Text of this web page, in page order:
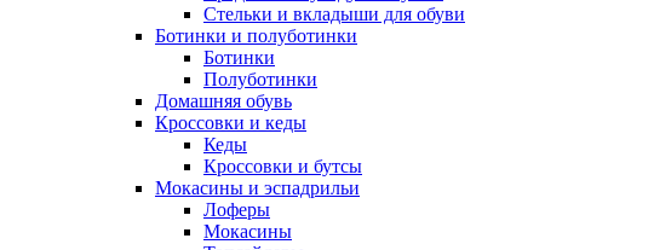
Стельки и вкладыши для обуви
Ботинки и полуботинки
Ботинки
Полуботинки
Домашняя обувь
Кроссовки и кеды
Кеды
Кроссовки и бутсы
Мокасины и эспадрильи
Лоферы
Мокасины